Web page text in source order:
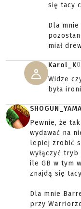
się tacy
Dla
miał
Karol_K
Widze
była
Pewnie, że
wydawać na
lepiej zrobić
wyłączyć
ile GB w tym
znajdą się
Dla mnie
przy